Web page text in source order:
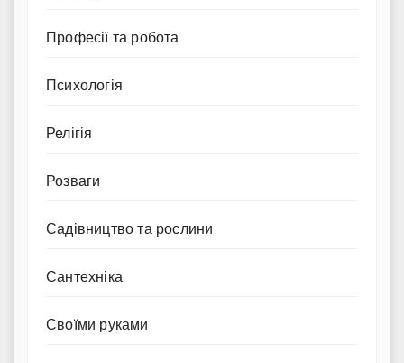
Професії та робота
Психологія
Релігія
Розваги
Садівництво та рослини
Сантехніка
Своїми руками